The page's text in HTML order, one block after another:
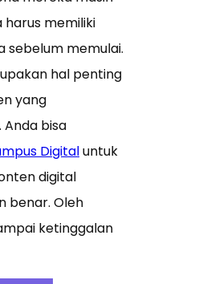
memiliki
sebelum memulai.
hal penting
yang
Anda bisa
Digitaluntuk
digital
benar. Oleh
ketinggalan